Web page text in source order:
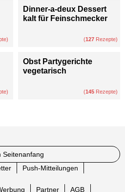
Dinner-a-deux Dessert
kalt für Feinschmecker
(127 Rezepte)
Obst Partygerichte
vegetarisch
(145 Rezepte)
Seitenanfang
Push-Mitteilungen
Partner AGB